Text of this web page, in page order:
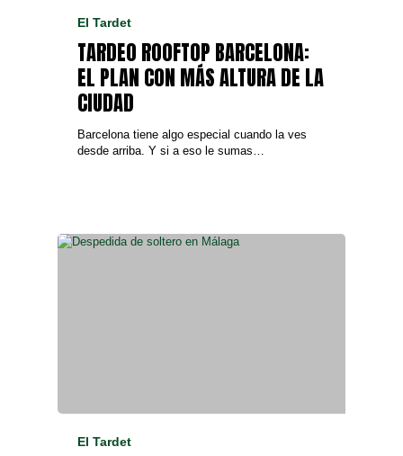
El Tardet
TARDEO ROOFTOP BARCELONA:
EL PLAN CON MÁS ALTURA DE LA
CIUDAD
Barcelona tiene algo especial cuando la ves
desde arriba. Y si a eso le sumas…
El Tardet